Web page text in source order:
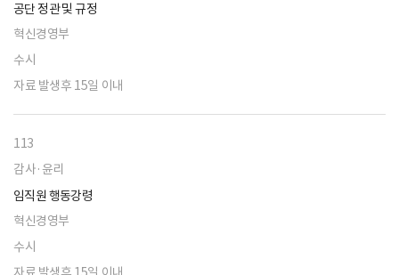
공단 정관 및 규정
혁신경영부
수시
자료 발생후 15일 이내
113
감사·윤리
임직원 행동강령
혁신경영부
수시